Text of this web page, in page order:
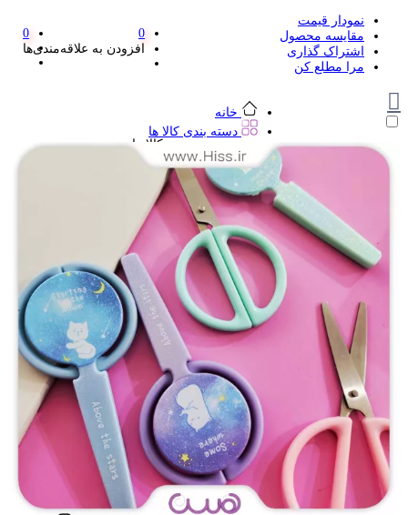
نمودار قیمت
مقایسه محصول
اشتراک گذاری
مرا مطلع کن
0
افزودن به علاقه‌مندی‌ها
0
خانه
دسته بندی کالا ها
دسته بندی کالا ها
لوازم تحریر و هنر
لوازم تحریر و هنر
مداد
پاک کن و غلط گیر
مداد تراش
اتود و نوک
روان نویس فانتزی
خودکار و خودکار فشاری
ماژیک ها
دفترچه یادداشت
استیکر
استیک نوت
خط کش و گونیا
کیف غذا
کوله پشتی
چسب
کاتر فانتزی
بوک مارک
ماشین حساب
قیچی
منگنه فانتزی
سرگرمی و آموزشی
فانتزی ها
برچسب استیکری
کاور A4 و پوشه فانتزی
جامدادی
تخته وایت برد
تخته شاسی